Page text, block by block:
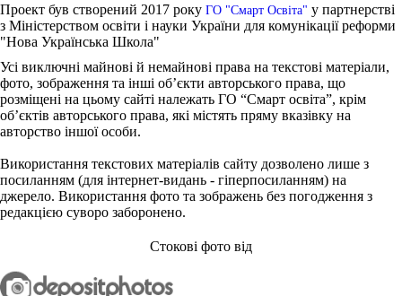
Проект був створений 2017 року ГО "Смарт Освіта" у партнерстві
з Міністерством освіти і науки України для комунікації реформи
"Нова Українська Школа"
Усі виключні майнові й немайнові права на текстові матеріали,
фото, зображення та інші об’єкти авторського права, що
розміщені на цьому сайті належать ГО “Смарт освіта”, крім
об’єктів авторського права, які містять пряму вказівку на
авторство іншої особи.
Використання текстових матеріалів сайту дозволено лише з
посиланням (для інтернет-видань - гіперпосиланням) на
джерело. Використання фото та зображень без погодження з
редакцією суворо заборонено.
Стокові фото від